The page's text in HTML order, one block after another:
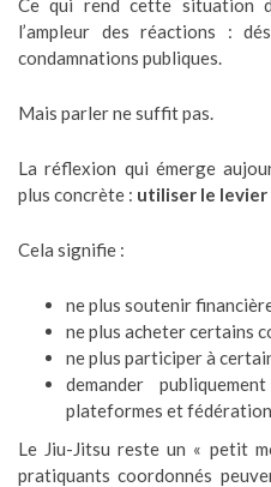
Ce qui rend cette situation
l’ampleur des réactions :
condamnations publiques.
Mais parler ne suffit pas.
La réflexion qui émerge
plus concrète : utiliser le levier
Cela signifie :
ne plus soutenir
ne plus acheter certains
ne plus participer à
demander
plateformes et
Le Jiu-Jitsu reste un « petit
pratiquants coordonnés